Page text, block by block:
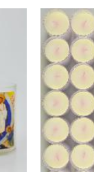
Croix Enfant en Bois Eglise Papillons et Arc-en-ciel 15 cm